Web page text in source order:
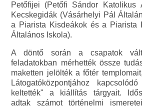
Petőfijei (Petőfi Sándor Katolikus
Kecskegidák (Vásárhelyi Pál
a Piarista Kisdeákok és a Piarista
Általános Iskola).
A döntő során a csapatok
feladatokban mérhették össze
maketten jelölték a főtér
Látogatóközpontjához
keltették" a kiállítás tárgyait.
adtak számot történelmi